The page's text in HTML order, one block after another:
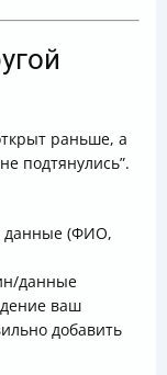
раньше, а
подтянулись”.
данные (ФИО,
данные
ваш
добавить